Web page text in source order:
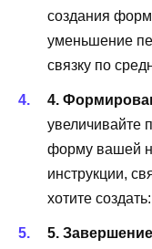
создания
уменьшение
связку по
4.
увеличивайте
форму вашей
инструкции,
хотите
5.